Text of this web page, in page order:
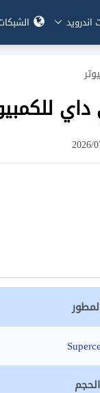
اندرويد
2026/
الحجم